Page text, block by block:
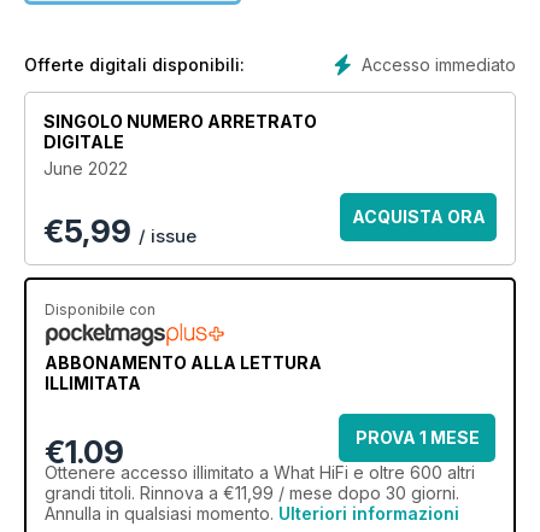
Accesso immediato
Offerte digitali disponibili:
SINGOLO NUMERO ARRETRATO
DIGITALE
June 2022
€5,99 / issue
ACQUISTA ORA
Disponibile con
ABBONAMENTO ALLA LETTURA
ILLIMITATA
€1.09
PROVA 1 MESE
Ottenere accesso illimitato a What HiFi e oltre 600 altri
grandi titoli. Rinnova a €11,99 / mese dopo 30 giorni.
Annulla in qualsiasi momento. Ulteriori informazioni